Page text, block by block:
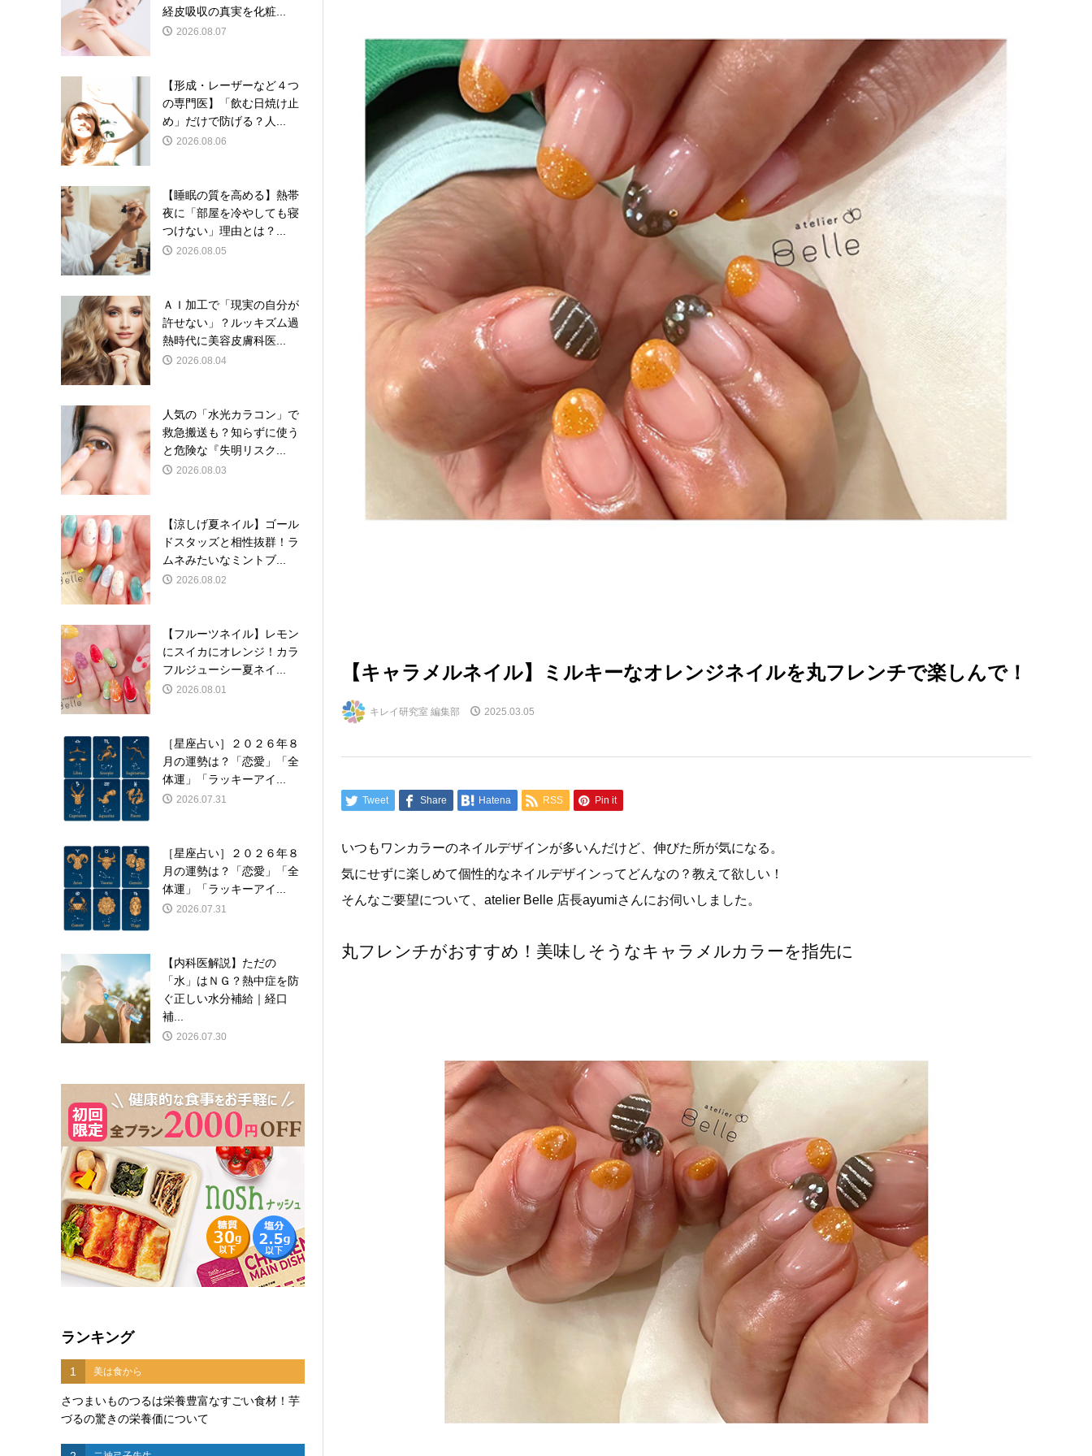
【キャラメルネイル】ミルキーなオレンジネイルを丸フレンチで楽しんで！
キレイ研究室 編集部 2025.03.05
Tweet Share Hatena RSS Pin it
いつもワンカラーのネイルデザインが多いんだけど、伸びた所が気になる。
気にせずに楽しめて個性的なネイルデザインってどんなの？教えて欲しい！
そんなご要望について、atelier Belle 店長ayumiさんにお伺いしました。
丸フレンチがおすすめ！美味しそうなキャラメルカラーを指先に
経皮吸収の真実を化粧...
2026.08.07
【形成・レーザーなど４つ
の専門医】「飲む日焼け止
め」だけで防げる？人...
2026.08.06
【睡眠の質を高める】熱帯
夜に「部屋を冷やしても寝
つけない」理由とは？...
2026.08.05
ＡＩ加工で「現実の自分が
許せない」？ルッキズム過
熱時代に美容皮膚科医...
2026.08.04
人気の「水光カラコン」で
救急搬送も？知らずに使う
と危険な『失明リスク...
2026.08.03
【涼しげ夏ネイル】ゴール
ドスタッズと相性抜群！ラ
ムネみたいなミントブ...
2026.08.02
【フルーツネイル】レモン
にスイカにオレンジ！カラ
フルジューシー夏ネイ...
2026.08.01
［星座占い］２０２６年８
月の運勢は？「恋愛」「全
体運」「ラッキーアイ...
2026.07.31
［星座占い］２０２６年８
月の運勢は？「恋愛」「全
体運」「ラッキーアイ...
2026.07.31
【内科医解説】ただの
「水」はＮＧ？熱中症を防
ぐ正しい水分補給｜経口
補...
2026.07.30
ランキング
1 美は食から
さつまいものつるは栄養豊富なすごい食材！芋
づるの驚きの栄養価について